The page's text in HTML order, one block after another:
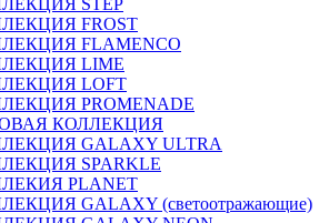
FROST
FLAMENCO
LIME
LOFT
PROMENADE
КОЛЛЕКЦИЯ
GALAXY ULTRA
SPARKLE
PLANET
GALAXY (светоотражающие)